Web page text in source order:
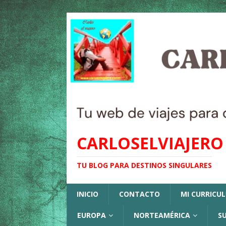
CARLOSELVIAJERO
TU BLOG PARA DESTINOS SINGULARES
INICIO CONTACTO MI
EUROPA NORTEAMÉRICA